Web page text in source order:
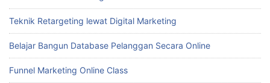
Teknik Retargeting lewat Digital Marketing
Belajar Bangun Database Pelanggan Secara Online
Funnel Marketing Online Class